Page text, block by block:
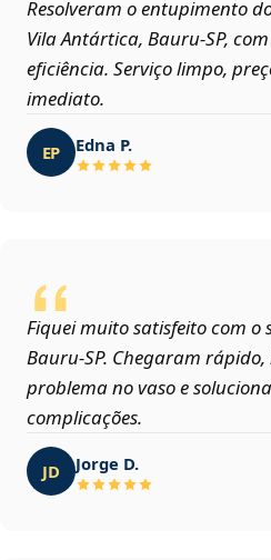
Resolveram o entupimento
Vila Antártica, Bauru‑SP,
eficiência. Serviço limpo,
imediato.
EP Edna P.
Fiquei muito satisfeito com o
Bauru‑SP. Chegaram
problema no vaso e
complicações.
JD Jorge D.